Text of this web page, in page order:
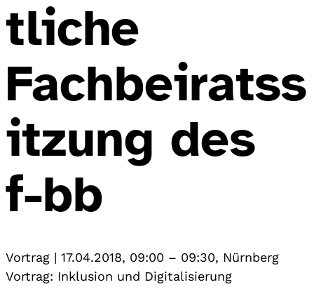
tliche
Fachbeiratss
itzung des
f-bb
Vortrag | 17.04.2018, 09:00 – 09:30, Nürnberg
Vortrag: Inklusion und Digitalisierung